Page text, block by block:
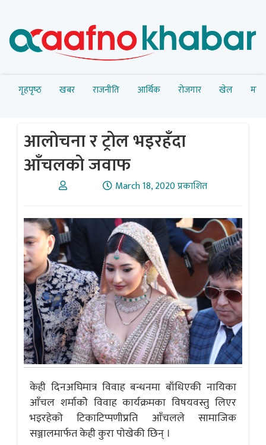
गृहपृष्‍ठ खबर राजनीति आर्थिक रोजगार खेल
आलाेचना र ट्राेल भइरहँदा
आँचलकाे जवाफ
March 18, 2020 प्रकाशित
केही दिनअघिमात्र विवाह बन्धनमा बाँधिएकी नायिका
आँचल शर्माकोे विवाह कार्यक्रमका विषयवस्तु लिएर
भइरहेको टिकाटिप्पणीप्रति आँचलले सामाजिक
सञ्जालमार्फत केही कुरा पाेखेकी छिन् ।